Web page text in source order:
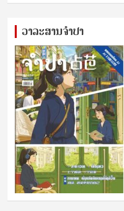
ວາລະສານຈຳປາ